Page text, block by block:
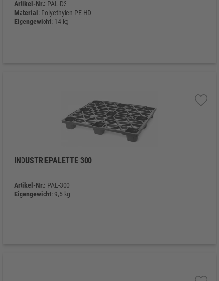
Artikel-Nr.: PAL-D3
Material : Polyethylen PE-HD
Eigengewicht: 14 kg
INDUSTRIEPALETTE 300
Artikel-Nr.: PAL-300
Eigengewicht: 9,5 kg